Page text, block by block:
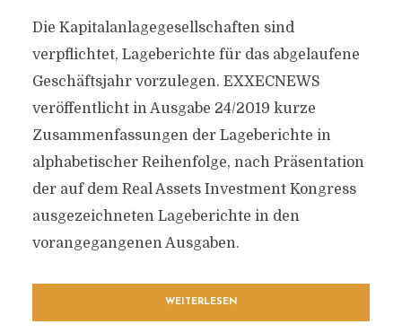
Die Kapitalanlagegesellschaften sind
verpflichtet, Lageberichte für das abgelaufene
Geschäftsjahr vorzulegen. EXXECNEWS
veröffentlicht in Ausgabe 24/2019 kurze
Zusammenfassungen der Lageberichte in
alphabetischer Reihenfolge, nach Präsentation
der auf dem Real Assets Investment Kongress
ausgezeichneten Lageberichte in den
vorangegangenen Ausgaben.
WEITERLESEN